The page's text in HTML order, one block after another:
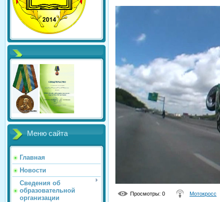
Меню сайта
Главная
Новости
Сведения об
образовательной
организации
Просмотры: 0 Мотокросс